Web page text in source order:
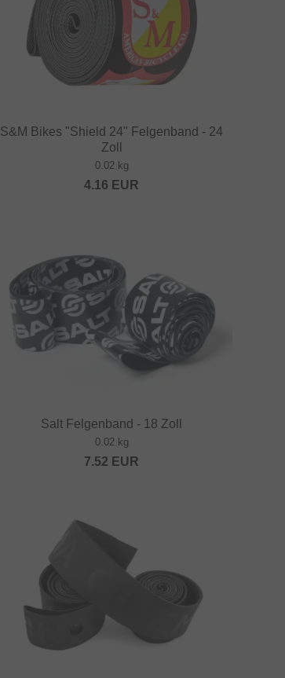
S&M Bikes "Shield 24" Felgenband - 24
Zoll
0.02 kg
4.16 EUR
Salt Felgenband - 18 Zoll
0.02 kg
7.52 EUR